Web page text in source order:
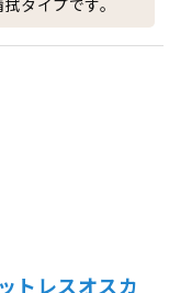
タイプです。
トレスオスカ